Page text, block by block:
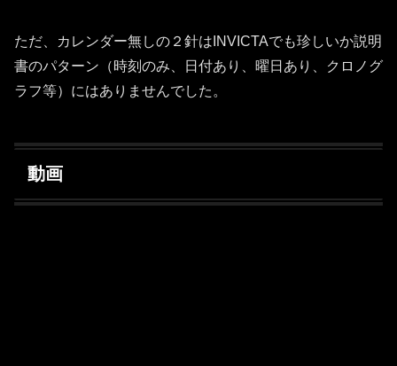
ただ、カレンダー無しの２針はINVICTAでも珍しいか説明
書のパターン（時刻のみ、日付あり、曜日あり、クロノグ
ラフ等）にはありませんでした。
動画